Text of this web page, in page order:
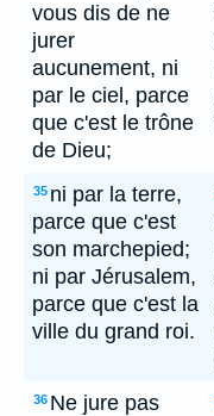
vous dis de ne
jurer
aucunement, ni
par le ciel, parce
que c'est le trône
de Dieu;
35 ni par la terre,
parce que c'est
son marchepied;
ni par Jérusalem,
parce que c'est la
ville du grand roi.
36 Ne jure pas